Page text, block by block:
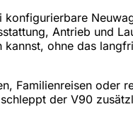
Antrieb und
ohne das
Familienreisen oder
der V90